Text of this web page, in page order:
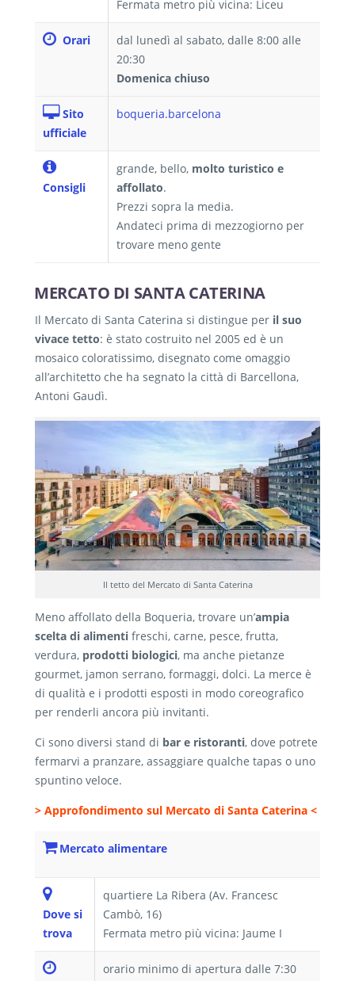
Fermata metro più vicina: Liceu
Orari
dal lunedì al sabato, dalle 8:00 alle
20:30
Domenica chiuso
Sito
ufficiale
boqueria.barcelona
Consigli
grande, bello, molto turistico e
affollato.
Prezzi sopra la media.
Andateci prima di mezzogiorno per
trovare meno gente
MERCATO DI SANTA CATERINA
Il Mercato di Santa Caterina si distingue per il suo
vivace tetto: è stato costruito nel 2005 ed è un
mosaico coloratissimo, disegnato come omaggio
all’architetto che ha segnato la città di Barcellona,
Antoni Gaudì.
Il tetto del Mercato di Santa Caterina
Meno affollato della Boqueria, trovare un’ampia
scelta di alimenti freschi, carne, pesce, frutta,
verdura, prodotti biologici, ma anche pietanze
gourmet, jamon serrano, formaggi, dolci. La merce è
di qualità e i prodotti esposti in modo coreografico
per renderli ancora più invitanti.
Ci sono diversi stand di bar e ristoranti, dove potrete
fermarvi a pranzare, assaggiare qualche tapas o uno
spuntino veloce.
> Approfondimento sul Mercato di Santa Caterina <
Mercato alimentare
Dove si
trova
quartiere La Ribera (Av. Francesc
Cambò, 16)
Fermata metro più vicina: Jaume I
orario minimo di apertura dalle 7:30